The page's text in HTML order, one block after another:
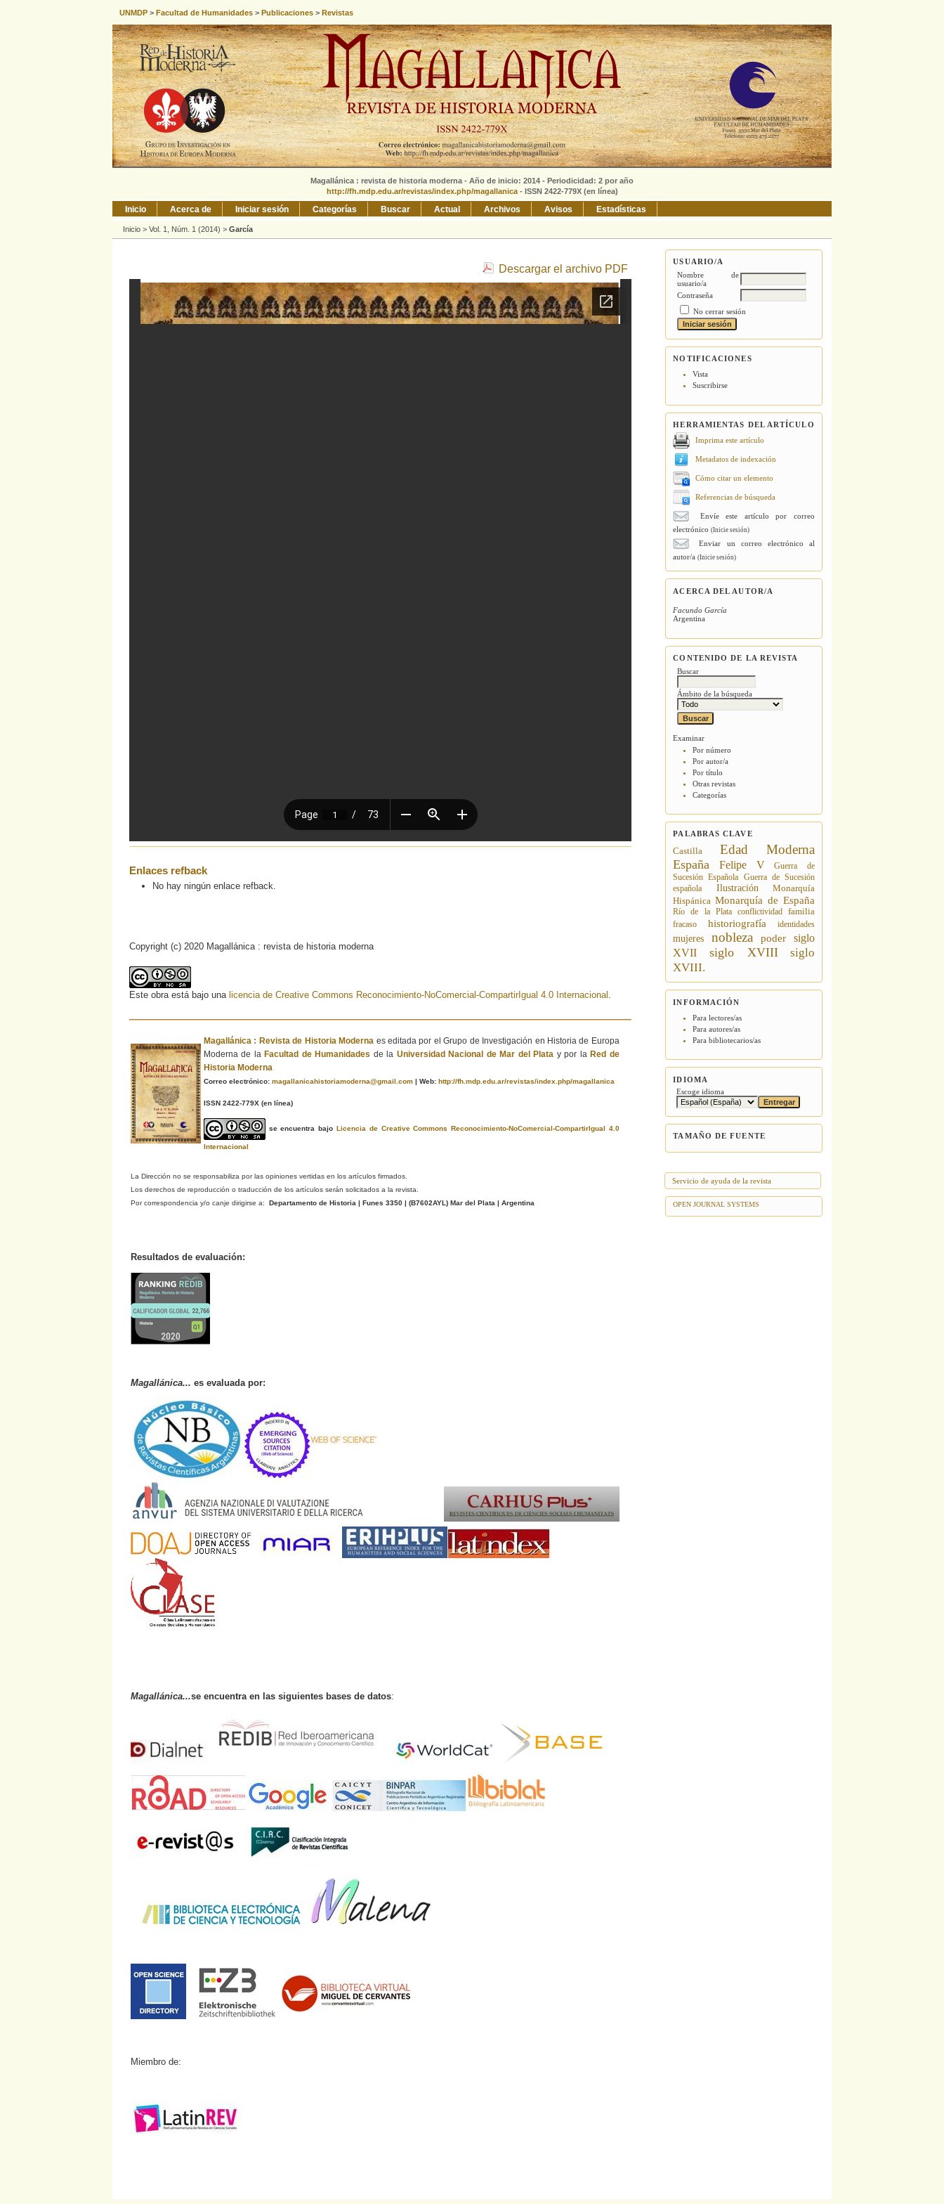
UNMDP > Facultad de Humanidades > Publicaciones > Revistas
Magallánica : revista de historia moderna - Año de inicio: 2014 - Periodicidad: 2 por año
http://fh.mdp.edu.ar/revistas/index.php/magallanica - ISSN 2422-779X (en línea)
USUARIO/A
Nombre de
usuario/a
Contraseña
No cerrar sesión
NOTIFICACIONES
Vista
Suscribirse
HERRAMIENTAS DEL ARTÍCULO
Imprima este artículo
Metadatos de indexación
Cómo citar un elemento
Referencias de búsqueda
Envíe este artículo por correo
electrónico(Inicie sesión)
Enviar un correo electrónico al
autor/a(Inicie sesión)
ACERCA DEL AUTOR/A
Facundo García
Argentina
CONTENIDO DE LA REVISTA
Buscar
Ámbito de la búsqueda
Examinar
Por número
Por autor/a
Por título
Otras revistas
Categorías
PALABRAS CLAVE
Castilla Edad Moderna
España Felipe V
Guerra de
Sucesión Española Guerra de Sucesión
española
Ilustración
Monarquía
Hispánica Monarquía de España
Río de la Plata conflictividad familia
fracaso
historiografía identidades
mujeres nobleza poder
siglo
XVII
siglo XVIII
siglo
XVIII.
INFORMACIÓN
Para lectores/as
Para autores/as
Para bibliotecarios/as
IDIOMA
Escoge idioma
TAMAÑO DE FUENTE
Servicio de ayuda de la revista
OPEN JOURNAL SYSTEMS
Inicio Acerca de Iniciar sesión Categorías Buscar Actual Archivos Avisos Estadísticas
Inicio > Vol. 1, Núm. 1 (2014) > García
Descargar el archivo PDF
Enlaces refback
No hay ningún enlace refback.
Copyright (c) 2020 Magallánica : revista de historia moderna
Este obra está bajo una licencia de Creative Commons Reconocimiento-NoComercial-CompartirIgual 4.0 Internacional
Magallánica : Revista de Historia Moderna es editada por el Grupo de Investigación en Historia de Europa
Moderna de la Facultad de Humanidades de la Universidad Nacional de Mar del Plata y por la Red de
Historia Moderna
Correo electrónico: magallanicahistoriamoderna@gmail.com| Web: http://fh.mdp.edu.ar/revistas/index.php/magallanica
ISSN 2422-779X (en línea)
se encuentra bajo Licencia de Creative Commons Reconocimiento-NoComercial-CompartirIgual 4.0
Internacional
La Dirección no se responsabiliza por las opiniones vertidas en los artículos firmados.
Los derechos de reproducción o traducción de los artículos serán solicitados a la revista.
Por correspondencia y/o canje dirigirse a: Departamento de Historia | Funes 3350 | (B7602AYL ) Mar del Plata | Argentina
Resultados de evaluación:
Magallánica... es evaluada por:
Magallánica...se encuentra en las siguientes bases de datos:
Miembro de: